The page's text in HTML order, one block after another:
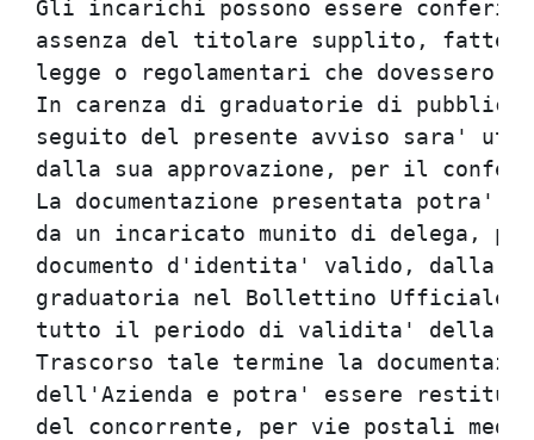
Gli incarichi possono
assenza del titolare supplito,
legge o regolamentari che
In carenza di graduatorie di
seguito del presente avviso
dalla sua approvazione, per il
La documentazione presentata
da un incaricato munito di
documento d'identita'
graduatoria nel Bollettino
tutto il periodo di
Trascorso tale termine la
dell'Azienda e potra' essere
del concorrente, per vie